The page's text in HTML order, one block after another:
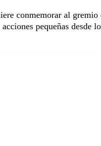
conmemorar al
pequeñas desde